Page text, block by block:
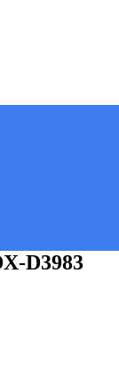
D3983